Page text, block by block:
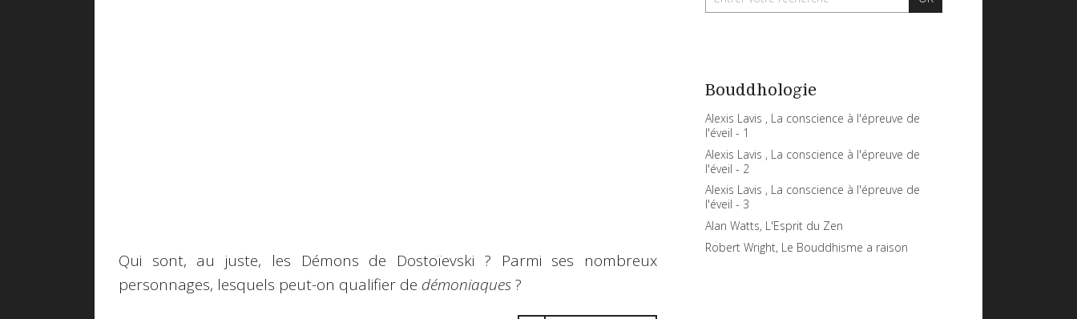
Qui sont, au juste, les Démons de Dostoïevski ? Parmi ses nombreux
personnages, lesquels peut-on qualifier de démoniaques?
Bouddhologie
Alexis Lavis , La conscience à l'épreuve de
l'éveil - 1
Alexis Lavis , La conscience à l'épreuve de
l'éveil - 2
Alexis Lavis , La conscience à l'épreuve de
l'éveil - 3
Alan Watts, L'Esprit du Zen
Robert Wright, Le Bouddhisme a raison